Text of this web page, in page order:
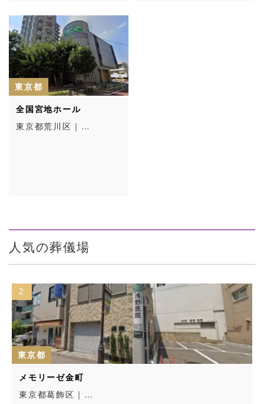
東京都
全国宮地ホール
東京都荒川区｜…
人気の葬儀場
2
東京都
メモリーゼ金町
東京都葛飾区｜…